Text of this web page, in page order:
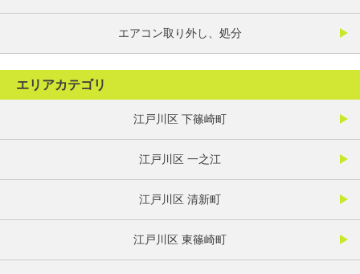
エアコン取り外し、処分
エリアカテゴリ
江戸川区 下篠崎町
江戸川区 一之江
江戸川区 清新町
江戸川区 東篠崎町